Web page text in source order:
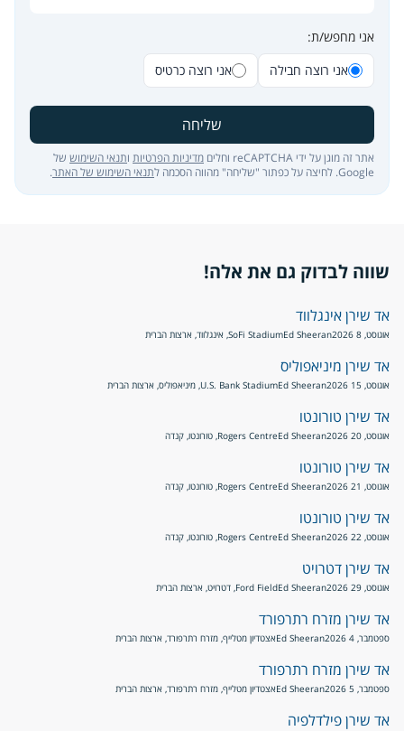
אני מחפש/ת:
אני רוצה חבילה
אני רוצה כרטיס
שליחה
אתר זה מוגן על ידי reCAPTCHA וחלים מדיניות הפרטיות ותנאי השימוש של
Google. לחיצה על כפתור "שליחה" מהווה הסכמה ל
תנאי השימוש של האתר.
שווה לבדוק גם את אלה!
אד שירן אינגלווד
אוגוסט, 8 2026 Ed SheeranSoFi Stadium, אינגלווד, ארצות הברית
אד שירן מיניאפוליס
אוגוסט, 15 2026 Ed SheeranU.S. Bank Stadium, מיניאפוליס, ארצות הברית
אד שירן טורונטו
אוגוסט, 20 2026 Ed SheeranRogers Centre, טורונטו, קנדה
אד שירן טורונטו
אוגוסט, 21 2026 Ed SheeranRogers Centre, טורונטו, קנדה
אד שירן טורונטו
אוגוסט, 22 2026 Ed SheeranRogers Centre, טורונטו, קנדה
אד שירן דטרויט
אוגוסט, 29 2026 Ed SheeranFord Field, דטרויט, ארצות הברית
אד שירן מזרח רתרפורד
ספטמבר, 4 2026 Ed Sheeranאצטדיון מטלייף, מזרח רתרפורד, ארצות הברית
אד שירן מזרח רתרפורד
ספטמבר, 5 2026 Ed Sheeranאצטדיון מטלייף, מזרח רתרפורד, ארצות הברית
אד שירן פילדלפיה